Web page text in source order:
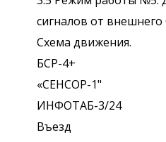
сигналов от
Схема движения.
БСР-4+
«СЕНСОР-1"
ИНФОТАБ-3/24
Въезд